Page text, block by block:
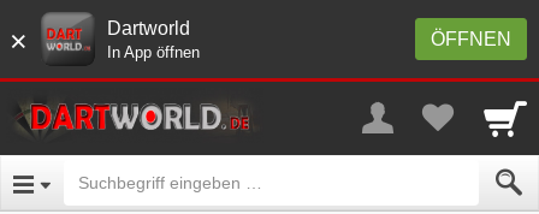
× ÖFFNEN
Dartworld
In App öffnen